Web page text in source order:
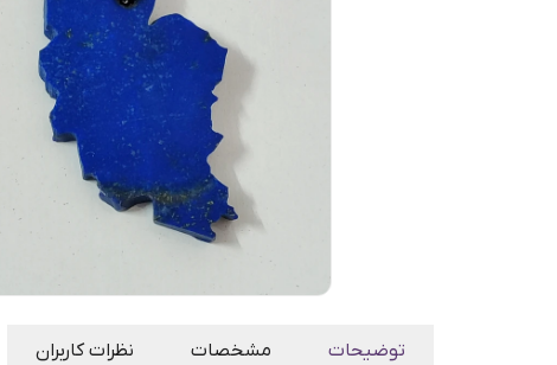
توضیحات مشخصات نظرات کاربران